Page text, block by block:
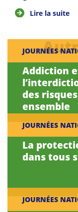
Lire la suite
JOURNÉES
Addiction
des
ensemble
JOURNÉES
La
dans tous
JOURNÉES